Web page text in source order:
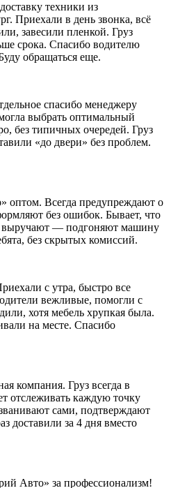
техники из
Приехали в день звонка, всё
завесили пленкой. Груз
срока. Спасибо водителю
обращаться еще.
спасибо менеджеру
выбрать оптимальный
без типичных очередей. Груз
«до двери» без проблем.
оптом. Всегда предупреждают о
без ошибок. Бывает, что
— подгоняют машину
без скрытых комиссий.
с утра, быстро все
вежливые, помогли с
хотя мебель хрупкая была.
на месте. Спасибо
компания. Груз всегда в
отслеживать каждую точку
сами, подтверждают
доставили за 4 дня вместо
Авто» за профессионализм!